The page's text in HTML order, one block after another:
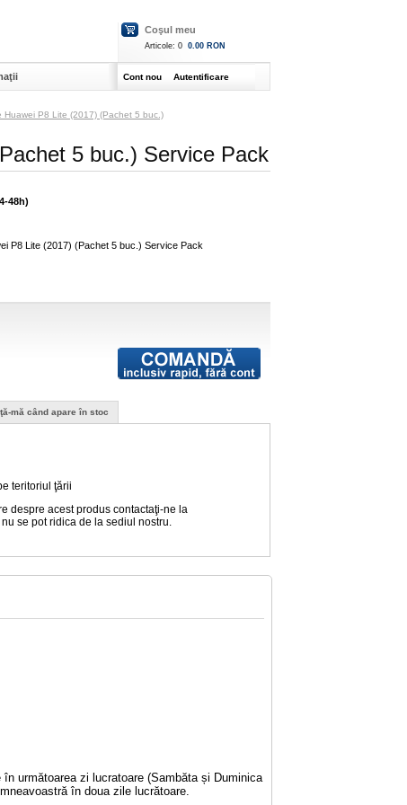
Coşul meu
Articole: 0 0.00 RON
Cont nou Autentificare
Huawei P8 Lite (2017) (Pachet 5 buc.)
5 buc.) Service Pack
48h)
P8 Lite (2017) (Pachet 5 buc.) Service Pack
mă când apare în stoc
teritoriul ţării
despre acest produs contactaţi-ne la
se pot ridica de la sediul nostru.
următoarea zi lucratoare (Sambăta și Duminica
în doua zile lucrătoare.